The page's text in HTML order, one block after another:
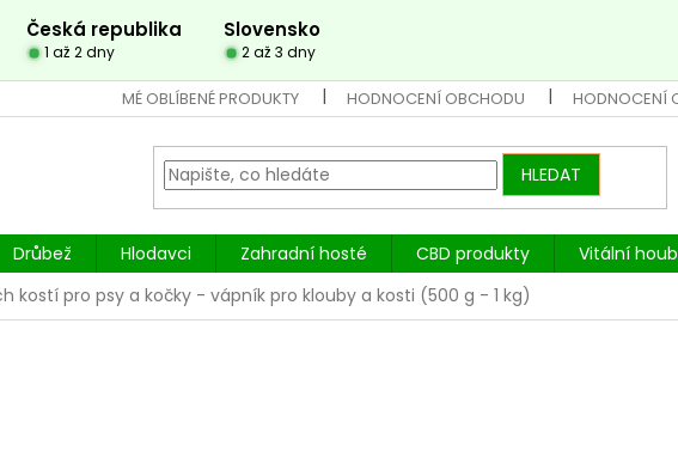
Česká republika Slovensko
1 až 2 dny 2 až 3 dny
MÉ OBLÍBENÉ PRODUKTY HODNOCENÍ OBCHODU HODNOCENÍ
HLEDAT
Drůbež Hlodavci Zahradní hosté CBD produkty
Vitální
kostí pro psy a kočky - vápník pro klouby a kosti (500 g - 1 kg)